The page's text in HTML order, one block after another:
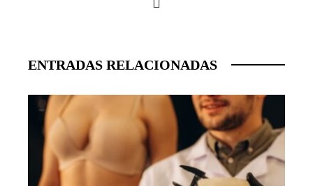
ENTRADAS RELACIONADAS